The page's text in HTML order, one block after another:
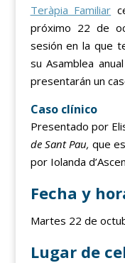
Teràpia Familiar
próximo 22 de
sesión en la que
su Asamblea
presentarán un
Caso clínico
Presentado por
de Sant Pau, que
por Iolanda
Fecha y
Martes 22 de
Lugar de